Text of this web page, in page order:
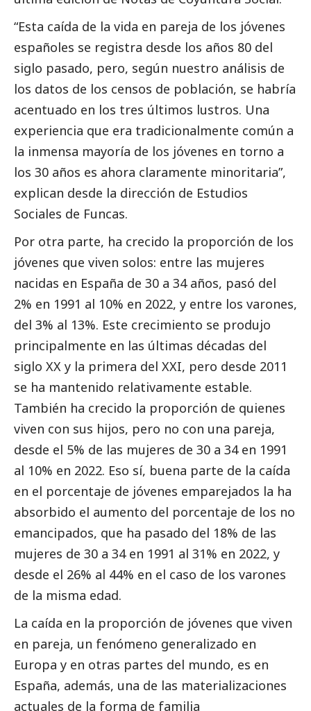
“Esta caída de la vida en pareja de los jóvenes
españoles se registra desde los años 80 del
siglo pasado, pero, según nuestro análisis de
los datos de los censos de población, se habría
acentuado en los tres últimos lustros. Una
experiencia que era tradicionalmente común a
la inmensa mayoría de los jóvenes en torno a
los 30 años es ahora claramente minoritaria”,
explican desde la dirección de Estudios
Sociales de Funcas.
Por otra parte, ha crecido la proporción de los
jóvenes que viven solos: entre las mujeres
nacidas en España de 30 a 34 años, pasó del
2% en 1991 al 10% en 2022, y entre los varones,
del 3% al 13%. Este crecimiento se produjo
principalmente en las últimas décadas del
siglo XX y la primera del XXI, pero desde 2011
se ha mantenido relativamente estable.
También ha crecido la proporción de quienes
viven con sus hijos, pero no con una pareja,
desde el 5% de las mujeres de 30 a 34 en 1991
al 10% en 2022. Eso sí, buena parte de la caída
en el porcentaje de jóvenes emparejados la ha
absorbido el aumento del porcentaje de los no
emancipados, que ha pasado del 18% de las
mujeres de 30 a 34 en 1991 al 31% en 2022, y
desde el 26% al 44% en el caso de los varones
de la misma edad.
La caída en la proporción de jóvenes que viven
en pareja, un fenómeno generalizado en
Europa y en otras partes del mundo, es en
España, además, una de las materializaciones
actuales de la forma de familia